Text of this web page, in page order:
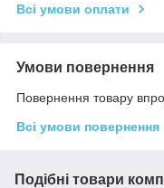
Всі умови оплати
Умови повернення
Повернення товару
Всі умови повернення
Подібні товари